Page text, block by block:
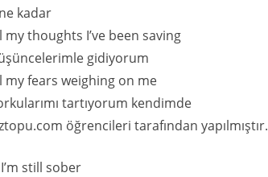
kadar
thoughts I’ve been saving
gidiyorum
my fears weighing on me
tartıyorum kendimde
öğrencileri tarafından yapılmıştır.
still sober